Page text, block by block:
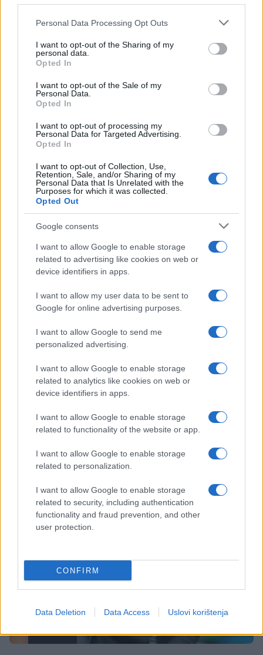
Personal Data Processing Opt Outs
I want to opt-out of the Sharing of my
personal data.
Opted In
I want to opt-out of the Sale of my
Personal Data.
Opted In
I want to opt-out of processing my
Personal Data for Targeted Advertising.
Opted In
I want to opt-out of Collection, Use,
Retention, Sale, and/or Sharing of my
Personal Data that Is Unrelated with the
Purposes for which it was collected.
Opted Out
Google consents
I want to allow Google to enable storage
related to advertising like cookies on web or
device identifiers in apps.
I want to allow my user data to be sent to
Google for online advertising purposes.
I want to allow Google to send me
personalized advertising.
I want to allow Google to enable storage
related to analytics like cookies on web or
device identifiers in apps.
I want to allow Google to enable storage
related to functionality of the website or app.
I want to allow Google to enable storage
related to personalization.
I want to allow Google to enable storage
related to security, including authentication
functionality and fraud prevention, and other
user protection.
CONFIRM
Data Deletion Data Access Uslovi korištenja
KIOSK
28.11.14. 23:59
Saznaj više
28.11.14. 21:54
Toni Cetinski žestoko uzvratio Đuri: Star si i
istrošen!